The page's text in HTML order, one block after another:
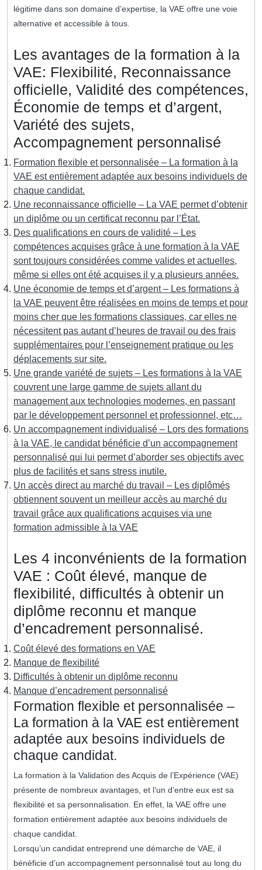
légitime dans son domaine d’expertise, la VAE offre une voie
alternative et accessible à tous.
Les avantages de la formation à la
VAE: Flexibilité, Reconnaissance
officielle, Validité des compétences,
Économie de temps et d’argent,
Variété des sujets,
Accompagnement personnalisé
Formation flexible et personnalisée – La formation à la
VAE est entièrement adaptée aux besoins individuels de
chaque candidat.
Une reconnaissance officielle – La VAE permet d’obtenir
un diplôme ou un certificat reconnu par l’État.
Des qualifications en cours de validité – Les
compétences acquises grâce à une formation à la VAE
sont toujours considérées comme valides et actuelles,
même si elles ont été acquises il y a plusieurs années.
Une économie de temps et d’argent – Les formations à
la VAE peuvent être réalisées en moins de temps et pour
moins cher que les formations classiques, car elles ne
nécessitent pas autant d’heures de travail ou des frais
supplémentaires pour l’enseignement pratique ou les
déplacements sur site.
Une grande variété de sujets – Les formations à la VAE
couvrent une large gamme de sujets allant du
management aux technologies modernes, en passant
par le développement personnel et professionnel, etc…
Un accompagnement individualisé – Lors des formations
à la VAE, le candidat bénéficie d’un accompagnement
personnalisé qui lui permet d’aborder ses objectifs avec
plus de facilités et sans stress inutile.
Un accès direct au marché du travail – Les diplômés
obtiennent souvent un meilleur accès au marché du
travail grâce aux qualifications acquises via une
formation admissible à la VAE
Les 4 inconvénients de la formation
VAE : Coût élevé, manque de
flexibilité, difficultés à obtenir un
diplôme reconnu et manque
d’encadrement personnalisé.
Coût élevé des formations en VAE
Manque de flexibilité
Difficultés à obtenir un diplôme reconnu
Manque d’encadrement personnalisé
Formation flexible et personnalisée –
La formation à la VAE est entièrement
adaptée aux besoins individuels de
chaque candidat.
La formation à la Validation des Acquis de l’Expérience (VAE)
présente de nombreux avantages, et l’un d’entre eux est sa
flexibilité et sa personnalisation. En effet, la VAE offre une
formation entièrement adaptée aux besoins individuels de
chaque candidat.
Lorsqu’un candidat entreprend une démarche de VAE, il
bénéficie d’un accompagnement personnalisé tout au long du